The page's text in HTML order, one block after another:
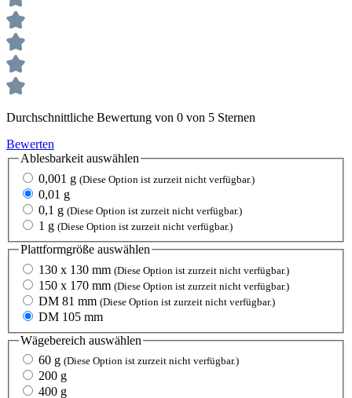
Durchschnittliche Bewertung von 0 von 5 Sternen
Bewerten
Ablesbarkeitauswählen
0,001 g (Diese Option ist zurzeit nicht verfügbar.)
0,01 g
0,1 g (Diese Option ist zurzeit nicht verfügbar.)
1 g (Diese Option ist zurzeit nicht verfügbar.)
Plattformgröße auswählen
130 x 130 mm (Diese Option ist zurzeit nicht verfügbar.)
150 x 170 mm (Diese Option ist zurzeit nicht verfügbar.)
DM 81 mm (Diese Option ist zurzeit nicht verfügbar.)
DM 105 mm
Wägebereich auswählen
60 g (Diese Option ist zurzeit nicht verfügbar.)
200 g
400 g